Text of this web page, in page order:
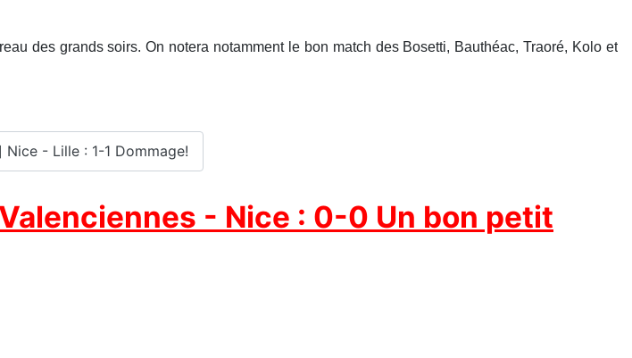
des grands soirs. On notera notamment le bon match des Bosetti, Bauthéac, Traoré, Kolo et
- Lille : 1-1 Dommage!
- Nice : 0-0 Un bon petit